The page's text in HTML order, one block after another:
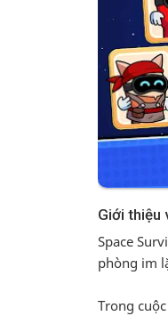
Space
phòng im
Trong